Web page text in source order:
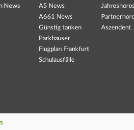
News
A5 News
A661 News
Günstig tanken
Parkhäuser
Flugplan Frankfurt
Schulausfälle
Aszendent